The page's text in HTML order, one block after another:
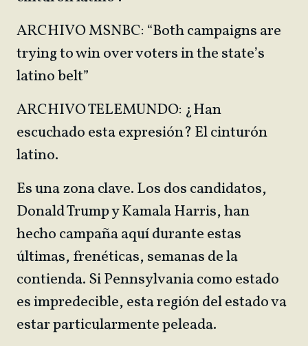
ARCHIVO MSNBC: “Both campaigns are
trying to win over voters in the state’s
latino belt”
ARCHIVO TELEMUNDO: ¿Han
escuchado esta expresión? El cinturón
latino.
Es una zona clave. Los dos candidatos,
Donald Trump y Kamala Harris, han
hecho campaña aquí durante estas
últimas, frenéticas, semanas de la
contienda. Si Pennsylvania como estado
es impredecible, esta región del estado va
estar particularmente peleada.